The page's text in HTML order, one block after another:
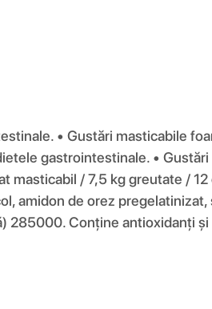
• Gustări masticabile
gastrointestinale. •
masticabil / 7,5 kg greutate /
amidon de orez
285000. Conține antioxidanți